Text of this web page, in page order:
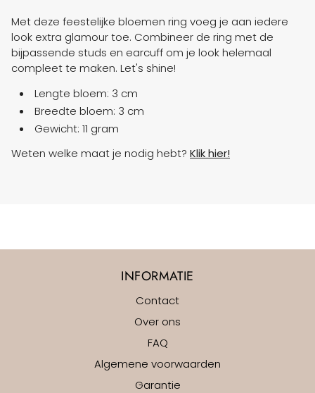
Met deze feestelijke bloemen ring voeg je aan iedere
look extra glamour toe. Combineer de ring met de
bijpassende studs en earcuff om je look helemaal
compleet te maken. Let's shine!
Lengte bloem: 3 cm
Breedte bloem: 3 cm
Gewicht: 11 gram
Weten welke maat je nodig hebt? Klik hier!
INFORMATIE
Contact
Over ons
FAQ
Algemene voorwaarden
Garantie